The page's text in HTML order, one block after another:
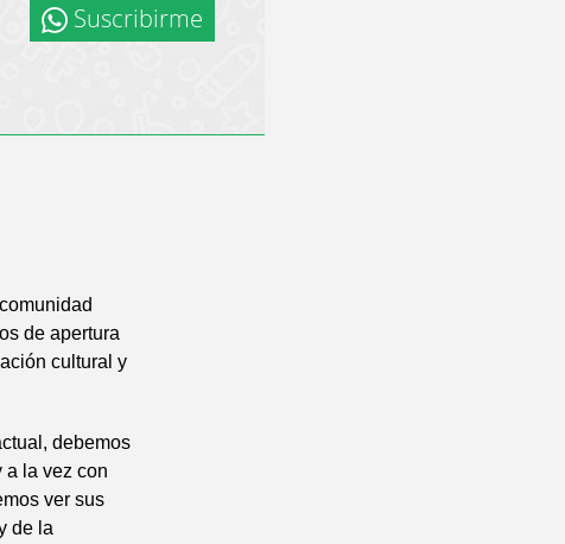
Suscribirme
de apertura
cultural y
debemos
a la vez con
ver sus
de la